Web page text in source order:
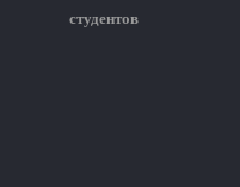
студентов